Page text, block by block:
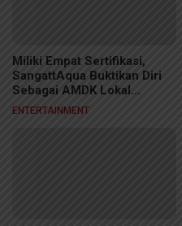
Miliki Empat Sertifikasi,
SangattAqua Buktikan Diri
Sebagai AMDK Lokal
Berkelas
ENTERTAINMENT